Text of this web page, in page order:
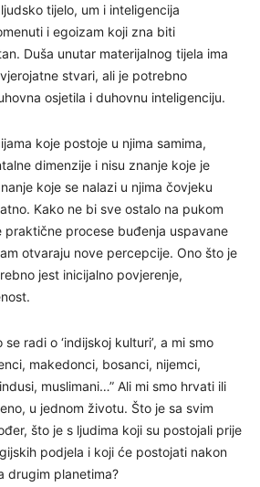
tijelo, um i inteligencija
i egoizam koji zna biti
Duša unutar materijalnog tijela ima
stvari, ali je potrebno
osjetila i duhovnu inteligenciju.
koje postoje u njima samima,
dimenzije i nisu znanje koje je
koje se nalazi u njima čovjeku
Kako ne bi sve ostalo na pukom
praktične procese buđenja uspavane
otvaraju nove percepcije. Ono što je
jest inicijalno povjerenje,
radi o ‘indijskoj kulturi’, a mi smo
makedonci, bosanci, nijemci,
muslimani…” Ali mi smo hrvati ili
u jednom životu. Što je sa svim
što je s ljudima koji su postojali prije
podjela i koji će postojati nakon
drugim planetima?